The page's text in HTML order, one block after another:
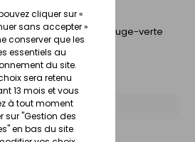
cliquer sur «
sans accepter »
conserver que les
essentiels au
du site.
sera retenu
13 mois et vous
à tout moment
sur "Gestion des
en bas du site
de la corde noire
de la corde blanche-rouge-verte
produit
:R35-3S